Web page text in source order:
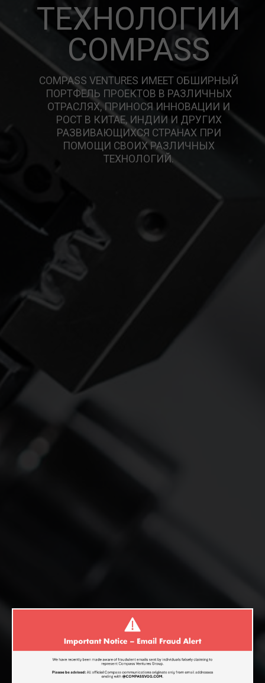
ТЕХНОЛОГИИ
COMPASS
COMPASS VENTURES ИМЕЕТ ОБШИРНЫЙ
ПОРТФЕЛЬ ПРОЕКТОВ В РАЗЛИЧНЫХ
ОТРАСЛЯХ, ПРИНОСЯ ИННОВАЦИИ И
РОСТ В КИТАЕ, ИНДИИ И ДРУГИХ
РАЗВИВАЮЩИХСЯ СТРАНАХ ПРИ
ПОМОЩИ СВОИХ РАЗЛИЧНЫХ
ТЕХНОЛОГИЙ.